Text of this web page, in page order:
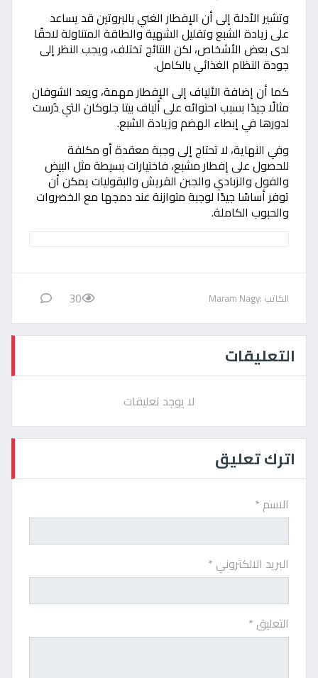
وتشير الأدلة إلى أن الإفطار الغني بالبروتين قد يساعد
على زيادة الشبع وتقليل الشهية والطاقة المتناولة لاحقًا
لدى بعض الأشخاص، لكن النتائج تختلف، ويجب النظر إلى
جودة النظام الغذائي بالكامل.
كما أن إضافة الألياف إلى الإفطار مهمة، ويعد الشوفان
مثالًا جيدًا بسبب احتوائه على ألياف بيتا جلوكان التي دُرست
لدورها في إبطاء الهضم وزيادة الشبع.
وفي النهاية، لا تحتاج إلى وجبة معقدة أو مكلفة
للحصول على إفطار مشبع، فاختيارات بسيطة مثل البيض
والفول والزبادي والجبن القريش والبقوليات يمكن أن
توفر أساسًا جيدًا لوجبة متوازنة عند دمجها مع الخضروات
والحبوب الكاملة.
الكاتب :Maram Nagy 30
التعليقات
لا يوجد تعليقات
اترك تعليق
الاسم *
البريد الالكتروني *
التعليق *